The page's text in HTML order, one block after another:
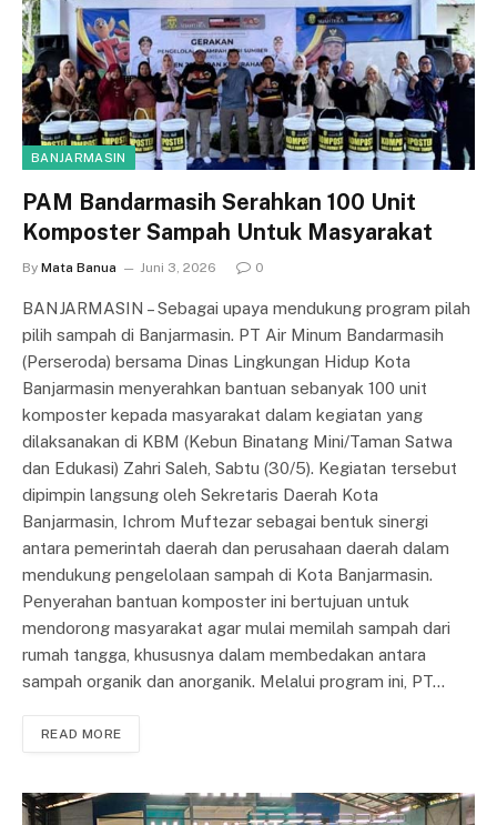
BANJARMASIN
PAM Bandarmasih Serahkan 100 Unit
Komposter Sampah Untuk Masyarakat
By Mata Banua Juni 3, 2026 0
BANJARMASIN – Sebagai upaya mendukung program pilah
pilih sampah di Banjarmasin. PT Air Minum Bandarmasih
(Perseroda) bersama Dinas Lingkungan Hidup Kota
Banjarmasin menyerahkan bantuan sebanyak 100 unit
komposter kepada masyarakat dalam kegiatan yang
dilaksanakan di KBM (Kebun Binatang Mini/Taman Satwa
dan Edukasi) Zahri Saleh, Sabtu (30/5). Kegiatan tersebut
dipimpin langsung oleh Sekretaris Daerah Kota
Banjarmasin, Ichrom Muftezar sebagai bentuk sinergi
antara pemerintah daerah dan perusahaan daerah dalam
mendukung pengelolaan sampah di Kota Banjarmasin.
Penyerahan bantuan komposter ini bertujuan untuk
mendorong masyarakat agar mulai memilah sampah dari
rumah tangga, khususnya dalam membedakan antara
sampah organik dan anorganik. Melalui program ini, PT…
READ MORE